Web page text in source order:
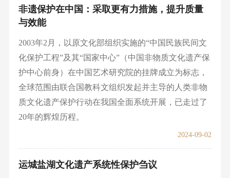
非遗保护在中国：采取更有力措施，提升质量
与效能
2003年2月，以原文化部组织实施的“中国民族民间文
化保护工程”及其“国家中心”（中国非物质文化遗产保
护中心前身）在中国艺术研究院的挂牌成立为标志，
全球范围由联合国教科文组织发起并主导的人类非物
质文化遗产保护行动在我国全面系统开展，已走过了
20年的辉煌历程。
2024-09-02
运城盐湖文化遗产系统性保护刍议